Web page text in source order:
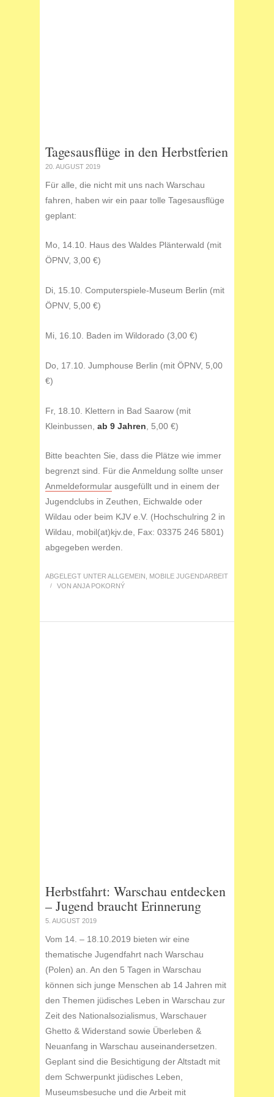
Tagesausflüge in den Herbstferien
20. AUGUST 2019
Für alle, die nicht mit uns nach Warschau
fahren, haben wir ein paar tolle Tagesausflüge
geplant:
Mo, 14.10. Haus des Waldes Plänterwald (mit
ÖPNV, 3,00 €)
Di, 15.10. Computerspiele-Museum Berlin (mit
ÖPNV, 5,00 €)
Mi, 16.10. Baden im Wildorado (3,00 €)
Do, 17.10. Jumphouse Berlin (mit ÖPNV, 5,00
€)
Fr, 18.10. Klettern in Bad Saarow (mit
Kleinbussen, ab 9 Jahren , 5,00 €)
Bitte beachten Sie, dass die Plätze wie immer
begrenzt sind. Für die Anmeldung sollte unser
Anmeldeformular ausgefüllt und in einem der
Jugendclubs in Zeuthen, Eichwalde oder
Wildau oder beim KJV e.V. (Hochschulring 2 in
Wildau, mobil(at)kjv.de, Fax: 03375 246 5801)
abgegeben werden.
ABGELEGT UNTER ALLGEMEIN MOBILE JUGENDARBEIT
/ VON ANJA POKORNÝ
Herbstfahrt: Warschau entdecken
– Jugend braucht Erinnerung
5. AUGUST 2019
Vom 14. – 18.10.2019 bieten wir eine
thematische Jugendfahrt nach Warschau
(Polen) an. An den 5 Tagen in Warschau
können sich junge Menschen ab 14 Jahren mit
den Themen jüdisches Leben in Warschau zur
Zeit des Nationalsozialismus, Warschauer
Ghetto & Widerstand sowie Überleben &
Neuanfang in Warschau auseinandersetzen.
Geplant sind die Besichtigung der Altstadt mit
dem Schwerpunkt jüdisches Leben,
Museumsbesuche und die Arbeit mit